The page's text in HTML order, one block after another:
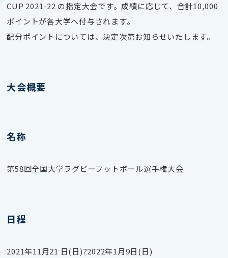
CUP 2021-22 の指定大会です。成績に応じて、 合計10,000
ポイントが各大学へ付与されます。
配分ポイントについては、決定次第お知らせいたします。
大会概要
名称
第58回全国大学ラグビーフットボール選手権大会
日程
2021年11月21 日(日)?2022年1月9日(日)